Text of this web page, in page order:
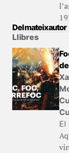
Del mateix autor
Llibres
El